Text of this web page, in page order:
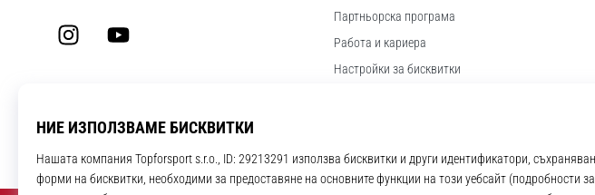
InstagramYouTube
Партньорска програма
Работа и кариера
Настройки за бисквитки